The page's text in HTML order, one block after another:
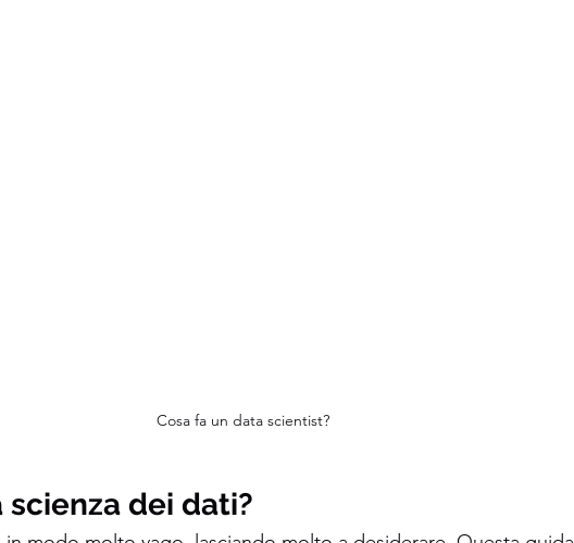
Cosa fa un data scientist?
scienza dei dati?